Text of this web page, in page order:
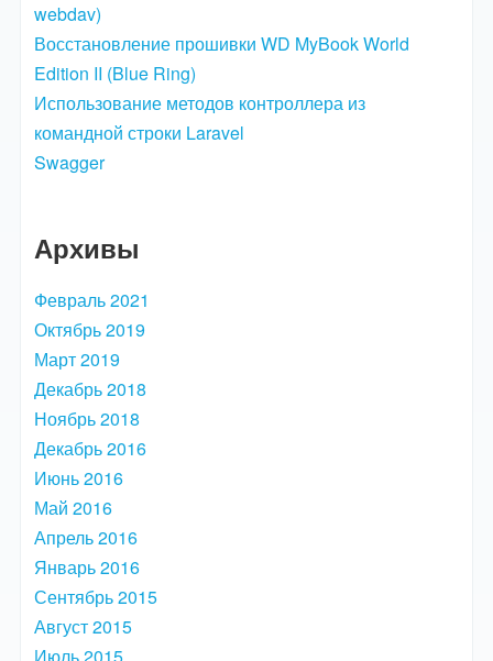
webdav)
Восстановление прошивки WD MyBook World
Edition II (Blue Ring)
Использование методов контроллера из
командной строки Laravel
Swagger
Архивы
Февраль 2021
Октябрь 2019
Март 2019
Декабрь 2018
Ноябрь 2018
Декабрь 2016
Июнь 2016
Май 2016
Апрель 2016
Январь 2016
Сентябрь 2015
Август 2015